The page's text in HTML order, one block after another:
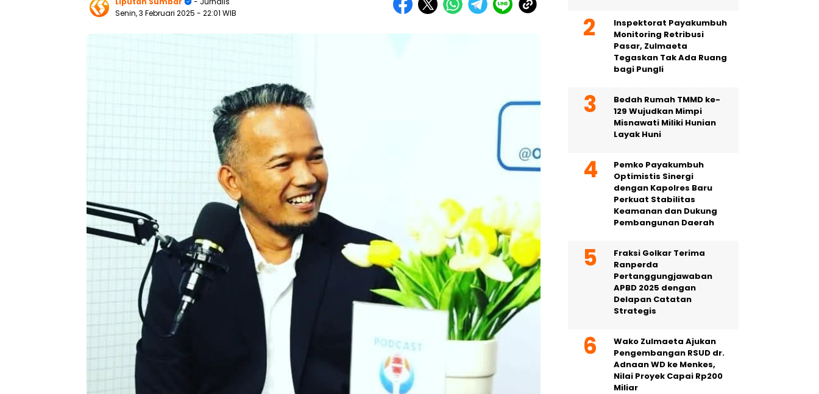
Senin, 3 Februari 2025 - 22:01 WIB
Inspektorat Payakumbuh
Monitoring Retribusi
Pasar, Zulmaeta
Tegaskan Tak Ada Ruang
bagi Pungli
Bedah Rumah TMMD ke-
129 Wujudkan Mimpi
Misnawati Miliki Hunian
Layak Huni
Pemko Payakumbuh
Optimistis Sinergi
dengan Kapolres Baru
Perkuat Stabilitas
Keamanan dan Dukung
Pembangunan Daerah
Fraksi Golkar Terima
Ranperda
Pertanggungjawaban
APBD 2025 dengan
Delapan Catatan
Strategis
Wako Zulmaeta Ajukan
Pengembangan RSUD dr.
Adnaan WD ke Menkes,
Nilai Proyek Capai Rp200
Miliar